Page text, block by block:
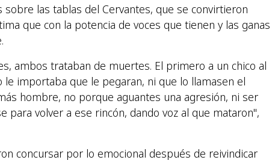
las tablas del Cervantes, que se convirtieron
que con la potencia de voces que tienen y las ganas
ambos trataban de muertes. El primero a un chico al
importaba que le pegaran, ni que lo llamasen el
hombre, no porque aguantes una agresión, ni ser
volver a ese rincón, dando voz al que mataron",
concursar por lo emocional después de reivindicar